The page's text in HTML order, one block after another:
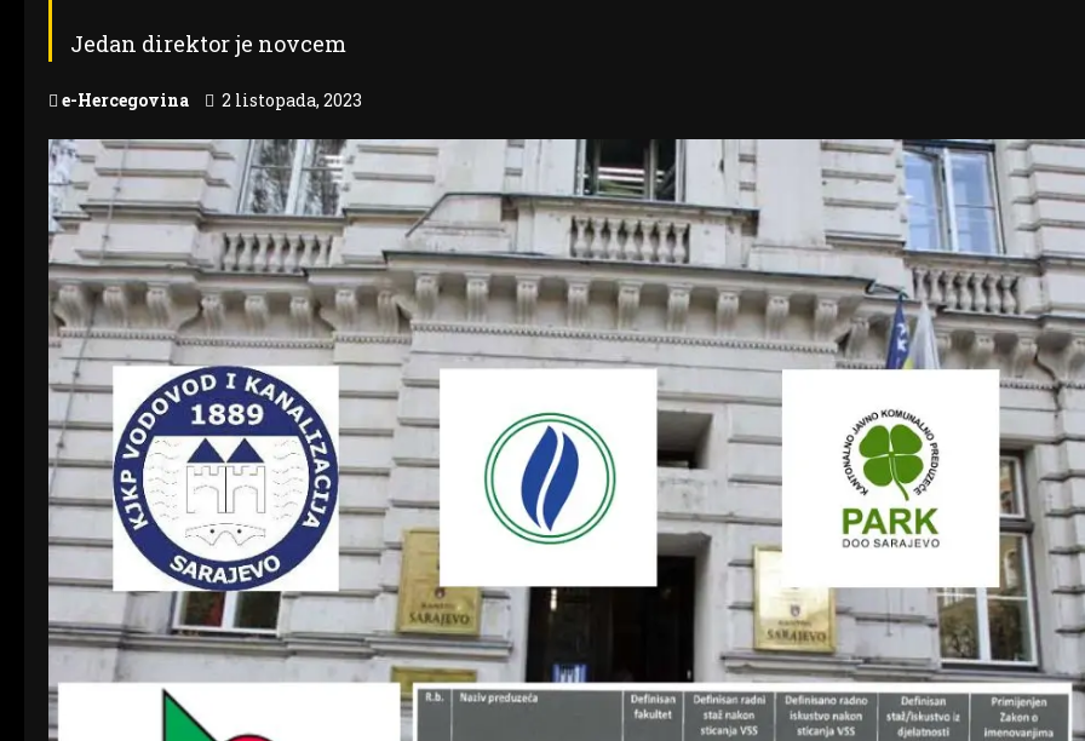
Jedan direktor je novcem
e-Hercegovina 2 listopada, 2023